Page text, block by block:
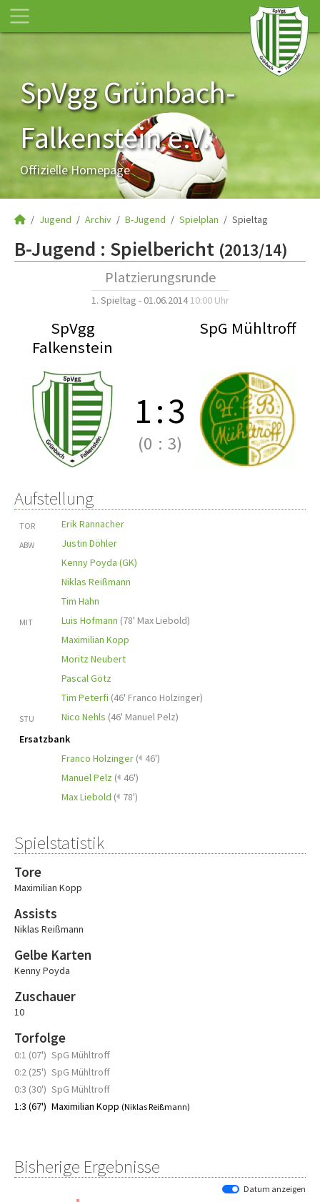
SpVgg Grünbach-
Falkenstein e.V.
Offizielle Homepage
Jugend Archiv B-Jugend Spielplan Spieltag
B-Jugend : Spielbericht (2013/14)
Platzierungsrunde
1. Spieltag - 01.06.201410:00 Uhr
SpVgg
Falkenstein
SpG Mühltroff
1:3
(0 : 3)
Aufstellung
TOR Erik Rannacher
ABW
Justin Döhler
Kenny Poyda (GK)
Niklas Reißmann
Tim Hahn
MIT Luis Hofmann (78' Max Liebold)
Maximilian Kopp
Moritz Neubert
Pascal Götz
Tim Peterfi (46' Franco Holzinger)
STU Nico Nehls (46' Manuel Pelz)
Ersatzbank
Franco Holzinger ( 46')
Manuel Pelz ( 46')
Max Liebold ( 78')
Spielstatistik
Tore
Maximilian Kopp
Assists
Niklas Reißmann
Gelbe Karten
Kenny Poyda
Zuschauer
10
Torfolge
0:1 (07') SpG Mühltroff
0:2 (25') SpG Mühltroff
0:3 (30') SpG Mühltroff
1:3 (67') Maximilian Kopp (Niklas Reißmann)
Bisherige Ergebnisse
Datum anzeigen